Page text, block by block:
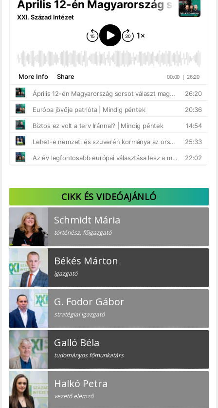
CIKK ÉS VIDEÓAJÁNLÓ
Schmidt Mária
történész, főigazgató
Békés Márton
igazgató
G. Fodor Gábor
stratégiai igazgató
Galló Béla
tudományos főmunkatárs
Halkó Petra
vezető elemző